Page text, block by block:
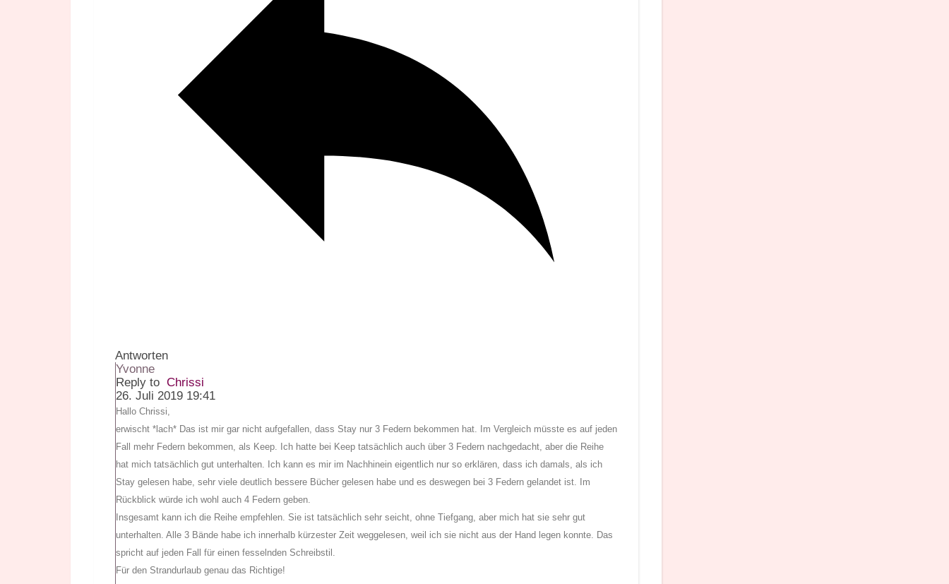
Antworten
Yvonne
Reply to Chrissi
26. Juli 2019 19:41
Hallo Chrissi,
erwischt *lach* Das ist mir gar nicht aufgefallen, dass Stay nur 3 Federn bekommen hat. Im Vergleich müsste es auf jeden
Fall mehr Federn bekommen, als Keep. Ich hatte bei Keep tatsächlich auch über 3 Federn nachgedacht, aber die Reihe
hat mich tatsächlich gut unterhalten. Ich kann es mir im Nachhinein eigentlich nur so erklären, dass ich damals, als ich
Stay gelesen habe, sehr viele deutlich bessere Bücher gelesen habe und es deswegen bei 3 Federn gelandet ist. Im
Rückblick würde ich wohl auch 4 Federn geben.
Insgesamt kann ich die Reihe empfehlen. Sie ist tatsächlich sehr seicht, ohne Tiefgang, aber mich hat sie sehr gut
unterhalten. Alle 3 Bände habe ich innerhalb kürzester Zeit weggelesen, weil ich sie nicht aus der Hand legen konnte. Das
spricht auf jeden Fall für einen fesselnden Schreibstil.
Für den Strandurlaub genau das Richtige!